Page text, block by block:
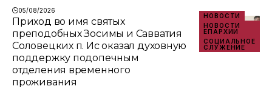
05/08/2026
НОВОСТИ
НОВОСТИ
ЕПАРХИИ
СОЦИАЛЬНОЕ
СЛУЖЕНИЕ
Приход во имя святых
преподобных Зосимы и Савватия
Соловецких п. Ис оказал духовную
поддержку подопечным
отделения временного
проживания